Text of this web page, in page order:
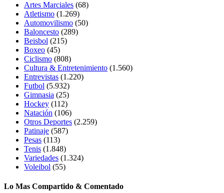
Artes Marciales (68)
Atletismo (1.269)
Automovilismo (50)
Baloncesto (289)
Beisbol (215)
Boxeo (45)
Ciclismo (808)
Cultura & Entretenimiento (1.560)
Entrevistas (1.220)
Futbol (5.932)
Gimnasia (25)
Hockey (112)
Natación (106)
Otros Deportes (2.259)
Patinaje (587)
Pesas (113)
Tenis (1.848)
Variedades (1.324)
Voleibol (55)
Lo Mas Compartido & Comentado